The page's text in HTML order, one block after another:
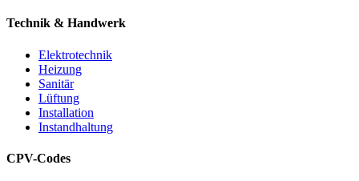
Technik & Handwerk
Elektrotechnik
Heizung
Sanitär
Lüftung
Installation
Instandhaltung
CPV-Codes